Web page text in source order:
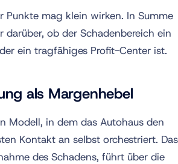
Punkte mag klein wirken. In Summe
darüber, ob der Schadenbereich ein
ein tragfähiges Profit-Center ist.
als Margenhebel
Modell, in dem das Autohaus den
Kontakt an selbst orchestriert. Das
des Schadens, führt über die